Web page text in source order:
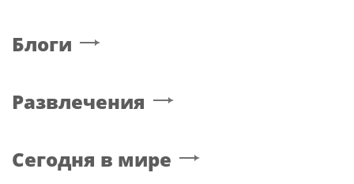
Блоги
Развлечения
Сегодня в мире